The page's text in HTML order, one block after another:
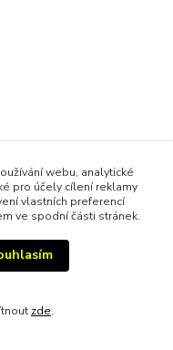
webu, analytické
pro účely cílení reklamy
vlastních preferencí
ve spodní části stránek.
zde.